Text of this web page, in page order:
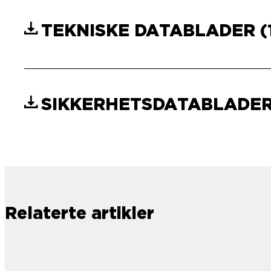
TEKNISKE DATABLADER
Relaterte artikler